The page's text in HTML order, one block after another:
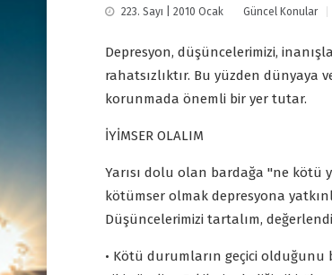
223. Sayı | 2010 Ocak Güncel Konular
Depresyon, düşüncelerimizi,
rahatsızlıktır. Bu yüzden dünyaya
korunmada önemli bir yer tutar.
İYİMSER OLALIM
Yarısı dolu olan bardağa "ne kötü
kötümser olmak depresyona
Düşüncelerimizi tartalım,
• Kötü durumların geçici